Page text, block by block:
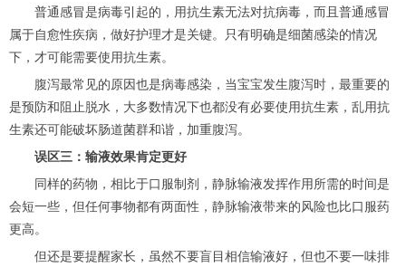
普通感冒是病毒引起的，用抗生素无法对抗病毒，而且普通感冒
属于自愈性疾病，做好护理才是关键。只有明确是细菌感染的情况
下，才可能需要使用抗生素。
腹泻最常见的原因也是病毒感染，当宝宝发生腹泻时，最重要的
是预防和阻止脱水，大多数情况下也都没有必要使用抗生素，乱用抗
生素还可能破坏肠道菌群和谐，加重腹泻。
误区三：输液效果肯定更好
同样的药物，相比于口服制剂，静脉输液发挥作用所需的时间是
会短一些，但任何事物都有两面性，静脉输液带来的风险也比口服药
更高。
但还是要提醒家长，虽然不要盲目相信输液好，但也不要一味排